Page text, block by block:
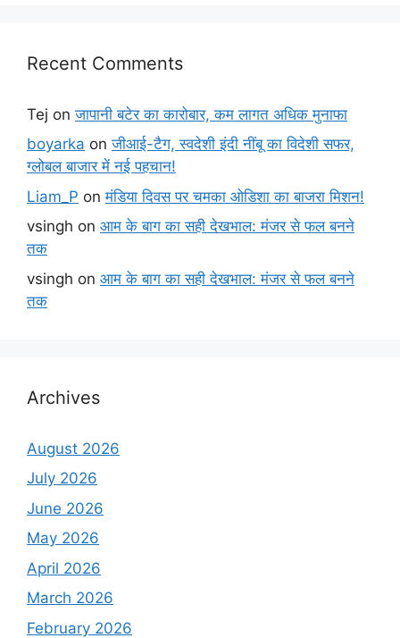
Recent Comments
Tej onजापानी बटेर का कारोबार, कम लागत अधिक मुनाफा
boyarka onजीआई-टैग, स्वदेशी इंदी नींबू का विदेशी सफर,
ग्लोबल बाजार में नई पहचान!
Liam_P onमंडिया दिवस पर चमका ओडिशा का बाजरा मिशन!
vsingh on आम के बाग का सही देखभाल: मंजर से फल बनने
तक
vsingh on आम के बाग का सही देखभाल: मंजर से फल बनने
तक
Archives
August 2026
July 2026
June 2026
May 2026
April 2026
March 2026
February 2026